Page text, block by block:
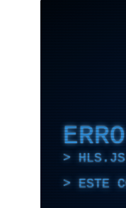
ERRO
HLS.JS
ESTE